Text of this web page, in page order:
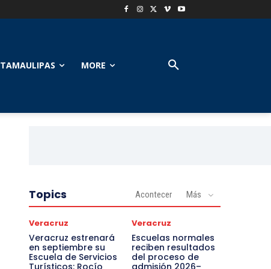
TAMAULIPAS MORE
Topics Acontecer Más
Veracruz
Veracruz estrenará
en septiembre su
Escuela de Servicios
Turísticos: Rocío
Veracruz
Escuelas normales
reciben resultados
del proceso de
admisión 2026–